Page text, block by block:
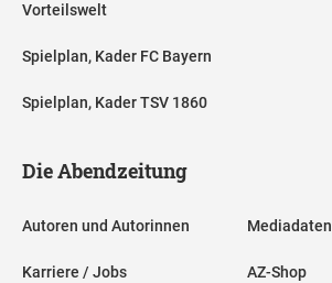
Vorteilswelt
Spielplan, Kader FC Bayern
Spielplan, Kader TSV 1860
Die Abendzeitung
Autoren und Autorinnen
Karriere / Jobs
Mediadaten
AZ-Shop